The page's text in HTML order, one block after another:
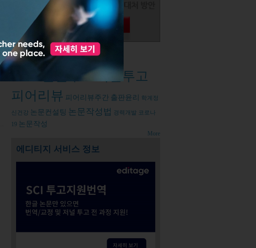
Related tags
논문투고
저널투고
피어리뷰 피어리뷰주간 출판윤리 학계정
신건강 논문컨설팅 논문작성법 경력개발 코로나
19 논문작성
More
에디티지 서비스 정보